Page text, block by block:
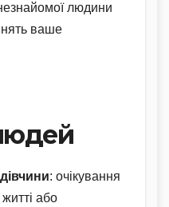
людини
ваше
: очікування
або